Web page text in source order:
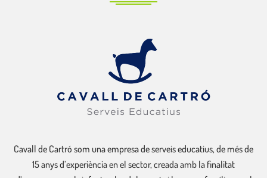
Cavall de Cartró som una empresa de serveis educatius, de més de
15 anys d’experiència en el sector, creada amb la finalitat